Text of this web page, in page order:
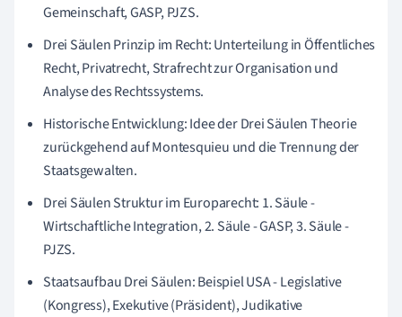
Gemeinschaft, GASP, PJZS.
Drei Säulen Prinzip im Recht: Unterteilung in Öffentliches
Recht, Privatrecht, Strafrecht zur Organisation und
Analyse des Rechtssystems.
Historische Entwicklung: Idee der Drei Säulen Theorie
zurückgehend auf Montesquieu und die Trennung der
Staatsgewalten.
Drei Säulen Struktur im Europarecht: 1. Säule -
Wirtschaftliche Integration, 2. Säule - GASP, 3. Säule -
PJZS.
Staatsaufbau Drei Säulen: Beispiel USA - Legislative
(Kongress), Exekutive (Präsident), Judikative